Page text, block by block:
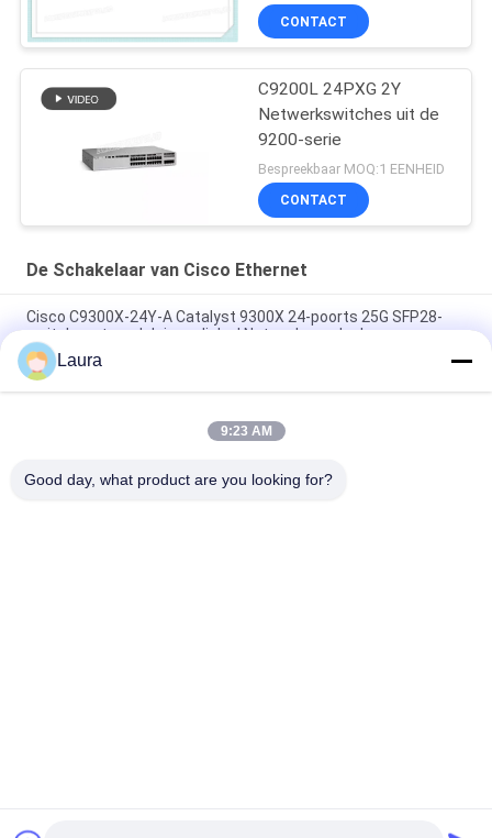
CONTACT
C9200L 24PXG 2Y
Netwerkswitches uit de
9200-serie
Bespreekbaar MOQ:1 EENHEID
CONTACT
De Schakelaar van Cisco Ethernet
Cisco C9300X-24Y-A Catalyst 9300X 24-poorts 25G SFP28-
switch met modulaire uplinks | Netwerkvoordeel
Cisco C9300X-12Y-A-schakelaar | Catalyst 9300X 12-poorts
25G SFP28 netwerkvoordeelswitch
Cisco C9300-48S-A Katalysator 9300 SFP-switch met 48
Laura
9:23 AM
Good day, what product are you looking for?